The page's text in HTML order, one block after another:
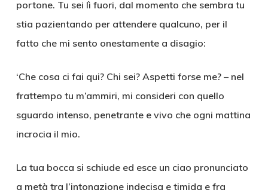
portone. Tu sei lì fuori, dal momento che sembra tu
stia pazientando per attendere qualcuno, per il
fatto che mi sento onestamente a disagio:
‘Che cosa ci fai qui? Chi sei? Aspetti forse me? – nel
frattempo tu m’ammiri, mi consideri con quello
sguardo intenso, penetrante e vivo che ogni mattina
incrocia il mio.
La tua bocca si schiude ed esce un ciao pronunciato
a metà tra l’intonazione indecisa e timida e fra